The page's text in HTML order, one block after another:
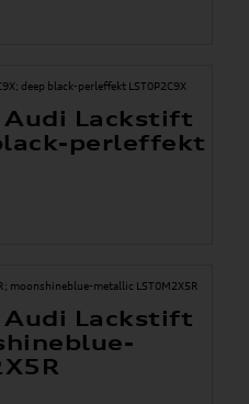
Audi Lackstift
perleffekt
Audi Lackstift